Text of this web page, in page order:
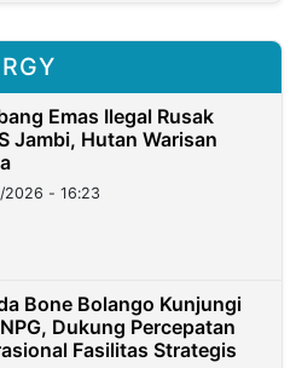
Emas Ilegal Rusak
Jambi, Hutan Warisan
2026 - 16:23
Bone Bolango Kunjungi
Dukung Percepatan
Fasilitas Strategis